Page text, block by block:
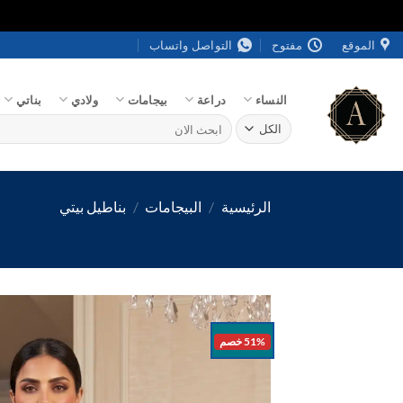
تخطي
للمحتوى
الموقع مفتوح التواصل واتساب
النساء دراعة بيجامات ولادي بناتي
البحث
عن:
الرئيسية / البيجامات / بناطيل بيتي
51% خصم